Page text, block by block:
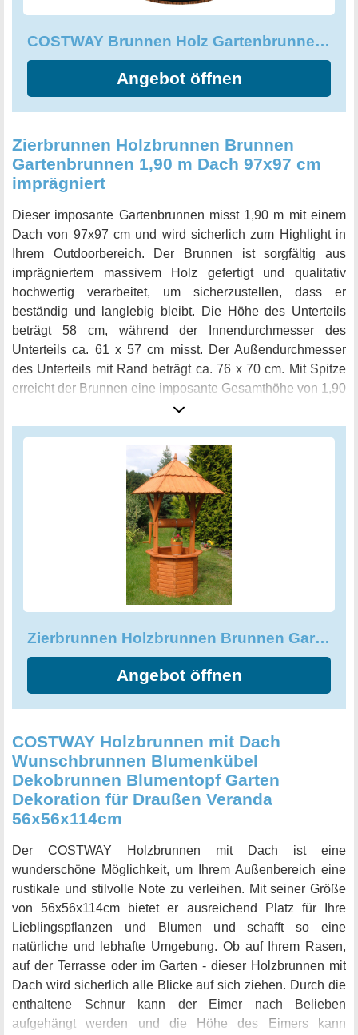
COSTWAY Brunnen Holz Gartenbrunnen Holzbrunnen Holzfass mit Wasserpumpe
Angebot öffnen
Zierbrunnen Holzbrunnen Brunnen
Gartenbrunnen 1,90 m Dach 97x97 cm
imprägniert
Dieser imposante Gartenbrunnen misst 1,90 m mit einem
Dach von 97x97 cm und wird sicherlich zum Highlight in
Ihrem Outdoorbereich. Der Brunnen ist sorgfältig aus
imprägniertem massivem Holz gefertigt und qualitativ
hochwertig verarbeitet, um sicherzustellen, dass er
beständig und langlebig bleibt. Die Höhe des Unterteils
beträgt 58 cm, während der Innendurchmesser des
Unterteils ca. 61 x 57 cm misst. Der Außendurchmesser
des Unterteils mit Rand beträgt ca. 76 x 70 cm. Mit Spitze
erreicht der Brunnen eine imposante Gesamthöhe von 1,90
m. Dieser Brunnen ist ein wunderbarer Blickfang in Ihrem
Garten, der eine friedliche und angenehme Atmosphäre
schafft. Installieren Sie ihn im Freien und lassen Sie das
beruhigende Geräusch fließenden Wassers den Stress des
Tages im Handumdrehen vertreiben.
Zierbrunnen Holzbrunnen Brunnen Gartenbrunnen 1,90 m Dach
Angebot öffnen
COSTWAY Holzbrunnen mit Dach
Wunschbrunnen Blumenkübel
Dekobrunnen Blumentopf Garten
Dekoration für Draußen Veranda
56x56x114cm
Der COSTWAY Holzbrunnen mit Dach ist eine
wunderschöne Möglichkeit, um Ihrem Außenbereich eine
rustikale und stilvolle Note zu verleihen. Mit seiner Größe
von 56x56x114cm bietet er ausreichend Platz für Ihre
Lieblingspflanzen und Blumen und schafft so eine
natürliche und lebhafte Umgebung. Ob auf Ihrem Rasen,
auf der Terrasse oder im Garten - dieser Holzbrunnen mit
Dach wird sicherlich alle Blicke auf sich ziehen. Durch die
enthaltene Schnur kann der Eimer nach Belieben
aufgehängt werden und die Höhe des Eimers kann